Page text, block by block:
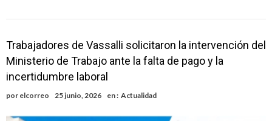
Trabajadores de Vassalli solicitaron la intervención del
Ministerio de Trabajo ante la falta de pago y la
incertidumbre laboral
por elcorreo 25 junio, 2026 en : Actualidad